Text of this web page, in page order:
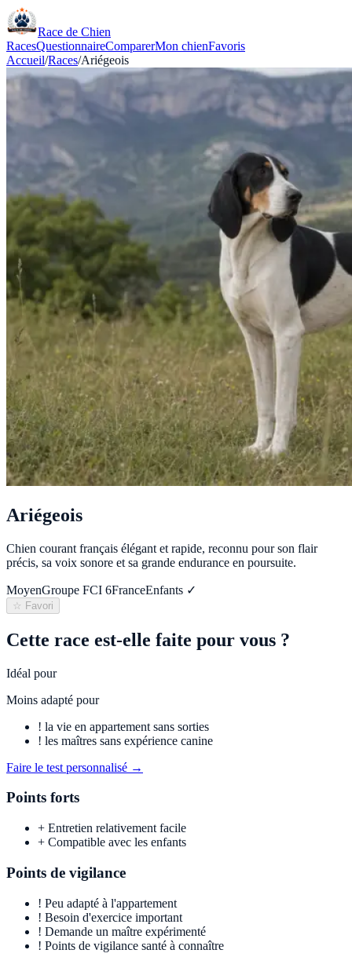
Race de Chien
RacesQuestionnaireComparerMon chienFavoris
Accueil/Races/Ariégeois
Ariégeois
Chien courant français élégant et rapide, reconnu pour son flair
précis, sa voix sonore et sa grande endurance en poursuite.
MoyenGroupe FCI 6FranceEnfants ✓
☆ Favori
Cette race est-elle faite pour vous ?
Idéal pour
Moins adapté pour
! la vie en appartement sans sorties
! les maîtres sans expérience canine
Faire le test personnalisé →
Points forts
+ Entretien relativement facile
+ Compatible avec les enfants
Points de vigilance
! Peu adapté à l'appartement
! Besoin d'exercice important
! Demande un maître expérimenté
! Points de vigilance santé à connaître